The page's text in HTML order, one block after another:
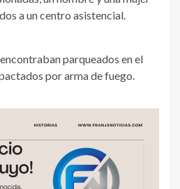
a un centro asistencial.
parqueados en el
por arma de fuego.